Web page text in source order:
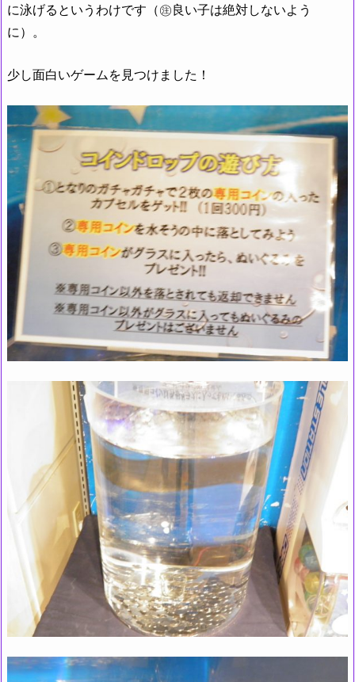
に泳げるというわけです（㊟良い子は絶対しないよう
に）。
少し面白いゲームを見つけました！